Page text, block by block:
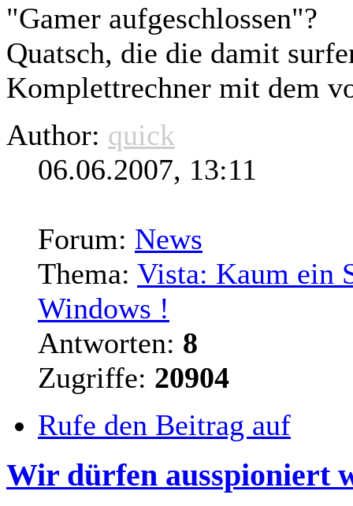
"Gamer aufgeschlossen"?
Quatsch, die die damit
Komplettrechner mit dem
Author: quick
06.06.2007, 13:11
Forum: News
Thema: Vista: Kaum ein
Windows !
Antworten: 8
Zugriffe: 20904
Rufe den Beitrag auf
Wir dürfen ausspioniert